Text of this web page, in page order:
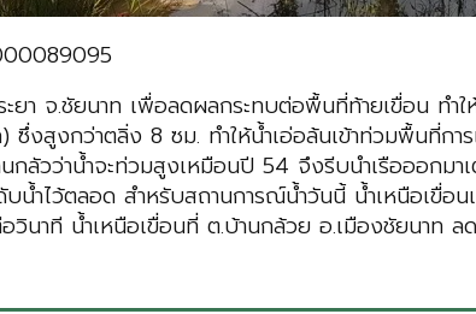
ยา จ.ชัยนาท เพื่อลดผลกระทบต่อพื้นที่ท้ายเขื่อน ทำ
งสูงกว่าตลิ่ง 8 ซม. ทำให้น้ำเอ่อล้นเข้าท่วมพื้นที่ก
ลัวว่าน้ำจะท่วมสูงเหมือนปี 54 จึงรีบนำเรือออกมา
น้ำไว้ตลอด สำหรับสถานการณ์น้ำวันนี้ น้ำเหนือเขื่
นาที น้ำเหนือเขื่อนที่ ต.บ้านกล้วย อ.เมืองชัยนาท